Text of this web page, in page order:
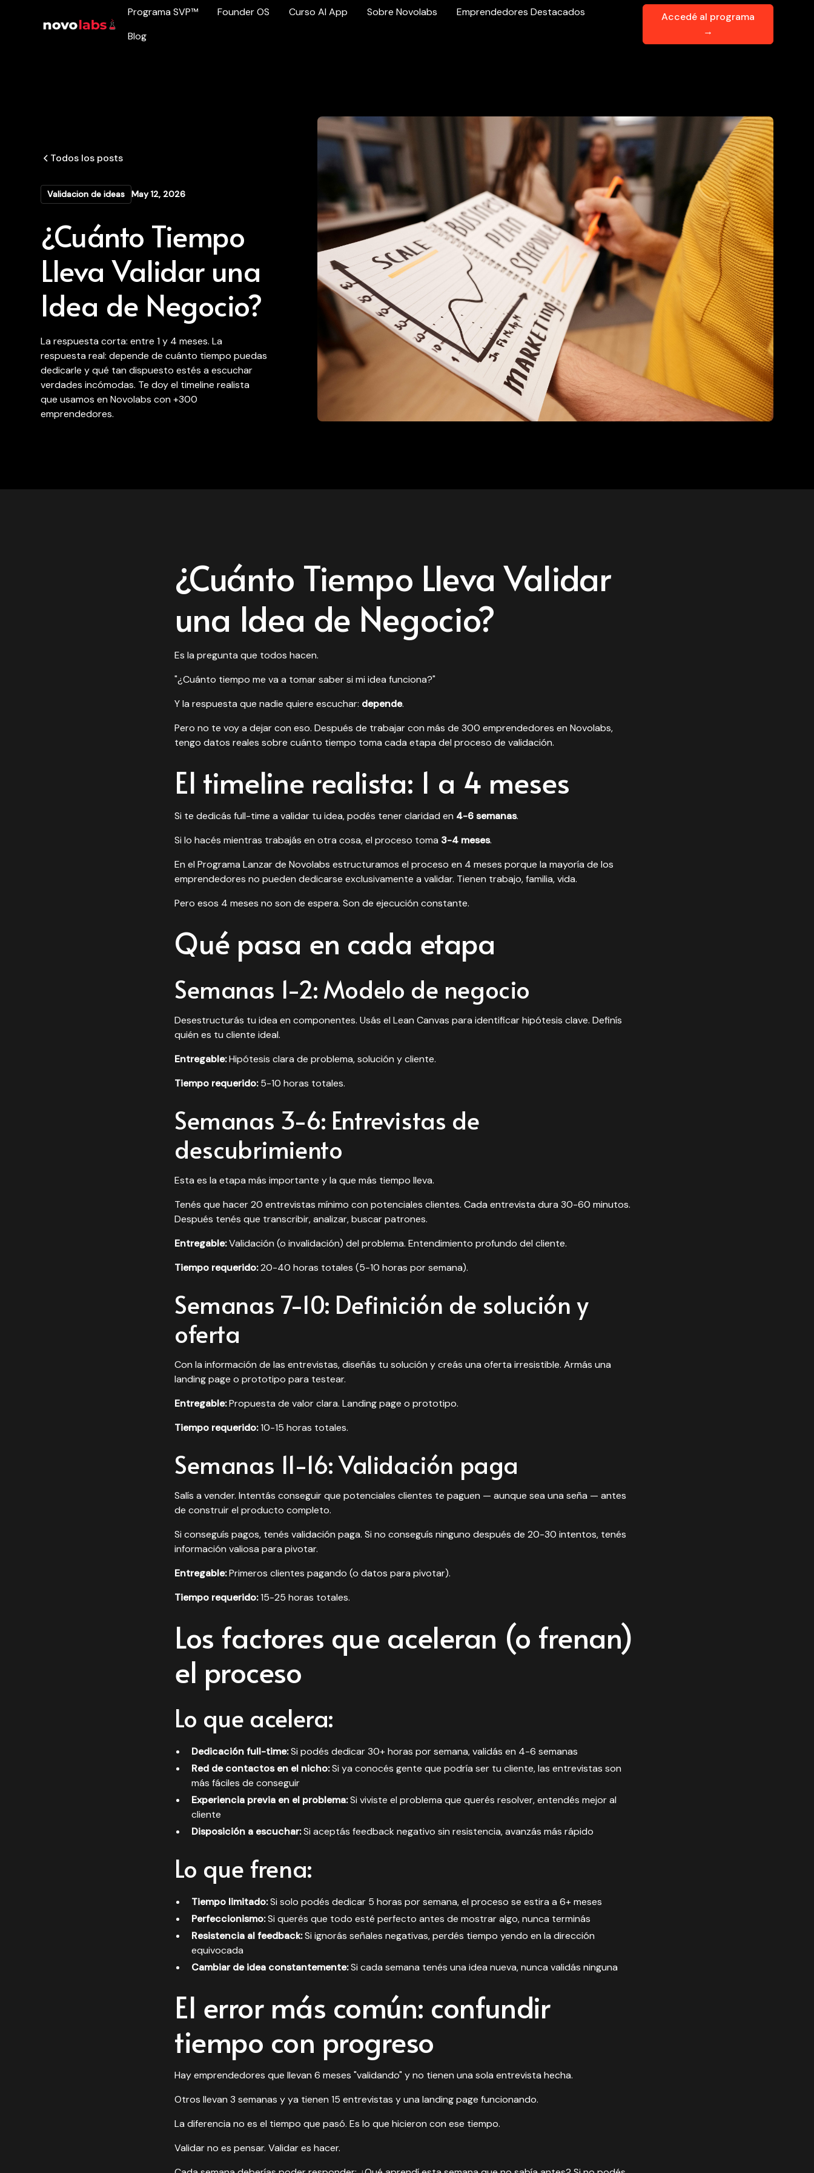
Programa SVP™ Founder OS Curso AI App Sobre Novolabs
Emprendedores Destacados
Blog
Accedé al programa
→
Todos los posts
Validacion de ideas May 12, 2026
¿Cuánto Tiempo
Lleva Validar una
Idea de Negocio?
La respuesta corta: entre 1 y 4 meses. La
respuesta real: depende de cuánto tiempo puedas
dedicarle y qué tan dispuesto estés a escuchar
verdades incómodas. Te doy el timeline realista
que usamos en Novolabs con +300
emprendedores.
¿Cuánto Tiempo Lleva Validar
una Idea de Negocio?
Es la pregunta que todos hacen.
"¿Cuánto tiempo me va a tomar saber si mi idea funciona?"
Y la respuesta que nadie quiere escuchar: depende.
Pero no te voy a dejar con eso. Después de trabajar con más de 300 emprendedores en Novolabs,
tengo datos reales sobre cuánto tiempo toma cada etapa del proceso de validación.
El timeline realista: 1 a 4 meses
Si te dedicás full-time a validar tu idea, podés tener claridad en 4-6 semanas.
Si lo hacés mientras trabajás en otra cosa, el proceso toma 3-4 meses.
En el Programa Lanzar de Novolabs estructuramos el proceso en 4 meses porque la mayoría de los
emprendedores no pueden dedicarse exclusivamente a validar. Tienen trabajo, familia, vida.
Pero esos 4 meses no son de espera. Son de ejecución constante.
Qué pasa en cada etapa
Semanas 1-2: Modelo de negocio
Desestructurás tu idea en componentes. Usás el Lean Canvas para identificar hipótesis clave. Definís
quién es tu cliente ideal.
Entregable:Hipótesis clara de problema, solución y cliente.
Tiempo requerido:5-10 horas totales.
Semanas 3-6: Entrevistas de
descubrimiento
Esta es la etapa más importante y la que más tiempo lleva.
Tenés que hacer20 entrevistas mínimo con potenciales clientes. Cada entrevista dura 30-60 minutos.
Después tenés que transcribir, analizar, buscar patrones.
Entregable:Validación (o invalidación) del problema. Entendimiento profundo del cliente.
Tiempo requerido:20-40 horas totales (5-10 horas por semana).
Semanas 7-10: Definición de solución y
oferta
Con la información de las entrevistas, diseñás tu solución y creás una oferta irresistible. Armás una
landing page o prototipo para testear.
Entregable:Propuesta de valor clara. Landing page o prototipo.
Tiempo requerido:10-15 horas totales.
Semanas 11-16: Validación paga
Salís a vender. Intentás conseguir que potenciales clientes te paguen — aunque sea una seña — antes
de construir el producto completo.
Si conseguís pagos, tenés validación paga. Si no conseguís ninguno después de 20-30 intentos, tenés
información valiosa para pivotar.
Entregable:Primeros clientes pagando (o datos para pivotar).
Tiempo requerido:15-25 horas totales.
Los factores que aceleran (o frenan)
el proceso
Lo que acelera:
Dedicación full-time:Si podés dedicar 30+ horas por semana, validás en 4-6 semanas
Red de contactos en el nicho:Si ya conocés gente que podría ser tu cliente, las entrevistas son
más fáciles de conseguir
Experiencia previa en el problema:Si viviste el problema que querés resolver, entendés mejor al
cliente
Disposición a escuchar:Si aceptás feedback negativo sin resistencia, avanzás más rápido
Lo que frena:
Tiempo limitado:Si solo podés dedicar 5 horas por semana, el proceso se estira a 6+ meses
Perfeccionismo:Si querés que todo esté perfecto antes de mostrar algo, nunca terminás
Resistencia al feedback:Si ignorás señales negativas, perdés tiempo yendo en la dirección
equivocada
Cambiar de idea constantemente:Si cada semana tenés una idea nueva, nunca validás ninguna
El error más común: confundir
tiempo con progreso
Hay emprendedores que llevan 6 meses "validando" y no tienen una sola entrevista hecha.
Otros llevan 3 semanas y ya tienen 15 entrevistas y una landing page funcionando.
La diferencia no es el tiempo que pasó. Es lo que hicieron con ese tiempo.
Validar no es pensar. Validar es hacer.